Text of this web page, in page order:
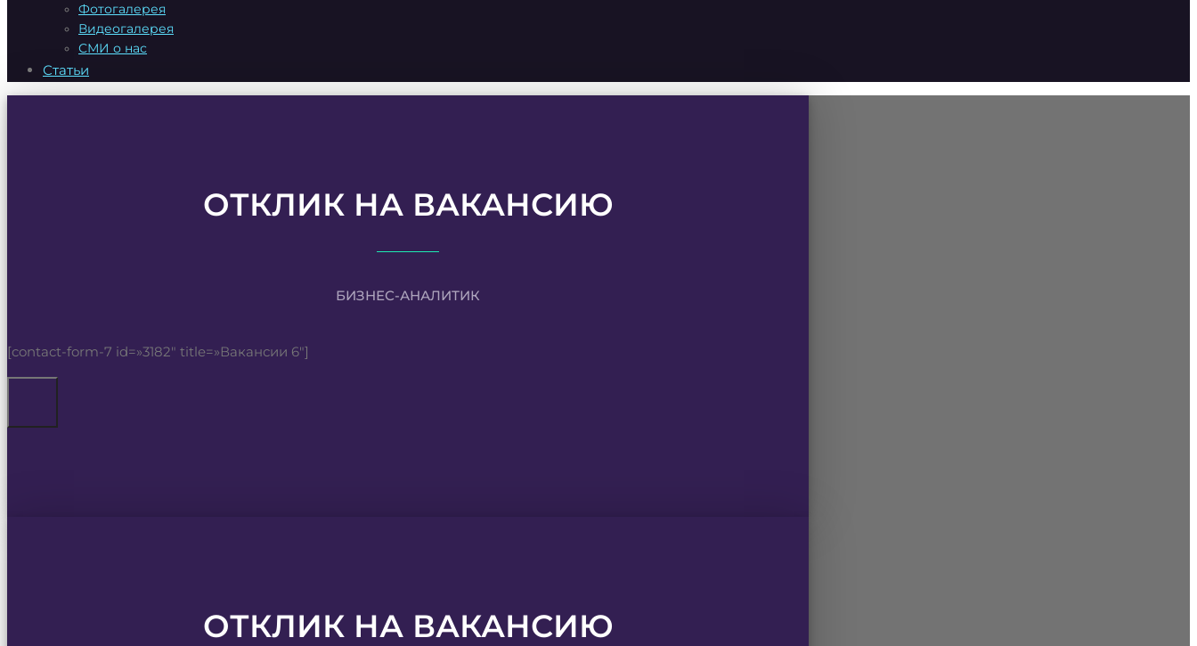
Фотогалерея
Видеогалерея
СМИ о нас
Статьи
ОТКЛИК НА ВАКАНСИЮ
БИЗНЕС-АНАЛИТИК
[contact-form-7 id=»3182″ title=»Вакансии 6″]
ОТКЛИК НА ВАКАНСИЮ